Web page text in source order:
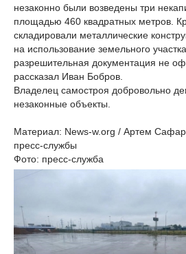
незаконно были возведены три
площадью 460 квадратных метров.
складировали металлические
на использование земельного
разрешительная документация не
рассказал Иван Бобров.
Владелец самостроя добровольно
незаконные объекты.
Материал: News-w.org / Артем
пресс-службы
Фото: пресс-служба